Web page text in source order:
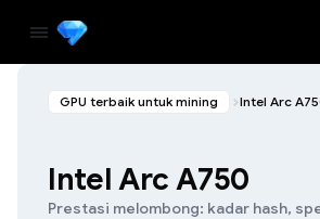
GPU terbaik untuk mining Intel Arc
Intel Arc A750
Prestasi melombong: kadar hash,